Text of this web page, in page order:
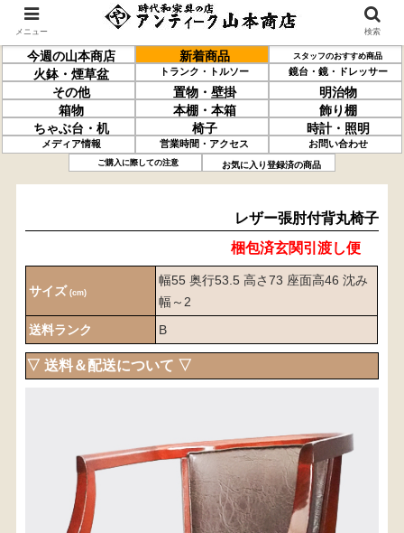
今週の山本商店 新着商品 スタッフのおすすめ商品
火鉢・煙草盆 トランク・トルソー 鏡台・鏡・ドレッサー
その他 置物・壁掛
明治物
箱物
本棚・本箱
飾り棚
ちゃぶ台・机
椅子 時計・照明
メディア情報 営業時間・アクセス お問い合わせ
ご購入に際しての注意 お気に入り登録済の商品
レザー張肘付背丸椅子
レザー張肘付背丸椅子
梱包済玄関引渡し便
サイズ (cm)
幅55 奥行53.5 高さ73 座面高46 沈み
幅～2
送料ランク
B
▽ 送料＆配送について ▽
・商品代金に送料は含まれておりません。
・送料は、商品のサイズ・発送先地域によって異なり
ます。
・ご購入手続きを進める途中で「宅急便」を選択いた
だくと、自動的に送料が加算されます。
メニュー 検索